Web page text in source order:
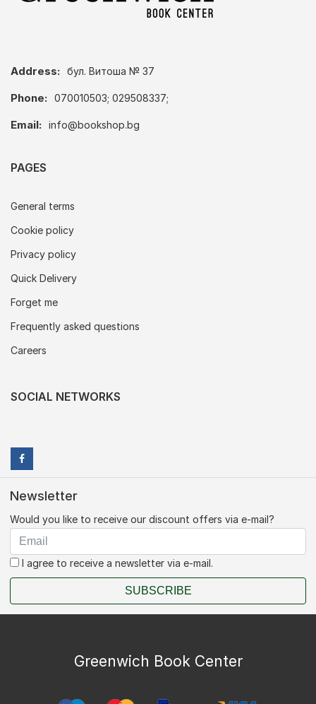
Address: бул. Витоша № 37
Phone: 070010503; 029508337;
Email: info@bookshop.bg
PAGES
General terms
Cookie policy
Privacy policy
Quick Delivery
Forget me
Frequently asked questions
Careers
SOCIAL NETWORKS
Newsletter
Would you like to receive our discount offers via e-mail?
I agree to receive a newsletter via e-mail.
SUBSCRIBE
Greenwich Book Center